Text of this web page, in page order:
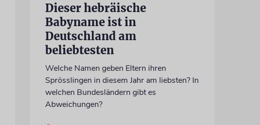
Dieser hebräische
Babyname ist in
Deutschland am
beliebtesten
Welche Namen geben Eltern ihren
Sprösslingen in diesem Jahr am liebsten? In
welchen Bundesländern gibt es
Abweichungen?